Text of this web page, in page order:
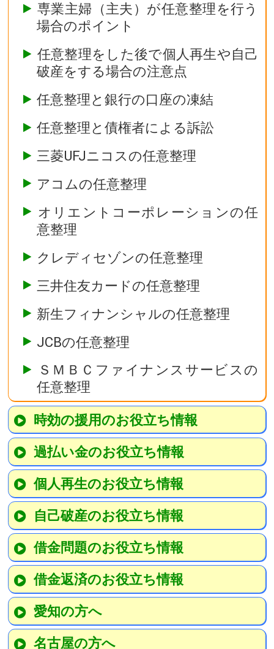
専業主婦（主夫）が任意整理を行う
場合のポイント
任意整理をした後で個人再生や自己
破産をする場合の注意点
任意整理と銀行の口座の凍結
任意整理と債権者による訴訟
三菱UFJニコスの任意整理
アコムの任意整理
オリエントコーポレーションの任
意整理
クレディセゾンの任意整理
三井住友カードの任意整理
新生フィナンシャルの任意整理
JCBの任意整理
ＳＭＢＣファイナンスサービスの
任意整理
時効の援用のお役立ち情報
過払い金のお役立ち情報
個人再生のお役立ち情報
自己破産のお役立ち情報
借金問題のお役立ち情報
借金返済のお役立ち情報
愛知の方へ
名古屋の方へ